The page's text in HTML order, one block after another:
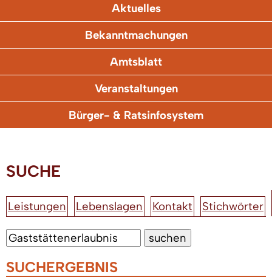
Aktuelles
Bekanntmachungen
Amtsblatt
Veranstaltungen
Bürger- & Ratsinfosystem
SUCHE
Leistungen Lebenslagen Kontakt Stichwörter
SUCHERGEBNIS